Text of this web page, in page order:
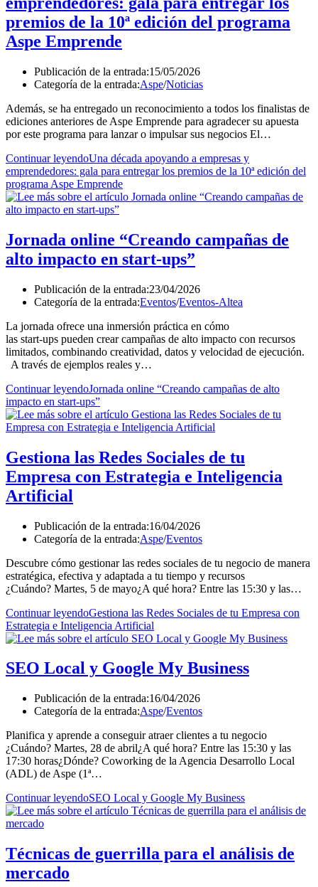
premios de la 10ª edición del programa
Aspe Emprende
Publicación de la entrada:15/05/2026
Categoría de la entrada:Aspe/Noticias
Además, se ha entregado un reconocimiento a todos los finalistas de
ediciones anteriores de Aspe Emprende para agradecer su apuesta
por este programa para lanzar o impulsar sus negocios El…
Continuar leyendoUna década apoyando a empresas y
emprendedores: gala para entregar los premios de la 10ª edición del
programa Aspe Emprende
Jornada online “Creando campañas de
alto impacto en start-ups”
Publicación de la entrada:23/04/2026
Categoría de la entrada:Eventos/Eventos-Altea
La jornada ofrece una inmersión práctica en cómo
las start‑ups pueden crear campañas de alto impacto con recursos
limitados, combinando creatividad, datos y velocidad de ejecución.
A través de ejemplos reales y…
Continuar leyendoJornada online “Creando campañas de alto
impacto en start-ups”
Gestiona las Redes Sociales de tu
Empresa con Estrategia e Inteligencia
Artificial
Publicación de la entrada:16/04/2026
Categoría de la entrada:Aspe/Eventos
Descubre cómo gestionar las redes sociales de tu negocio de manera
estratégica, efectiva y adaptada a tu tiempo y recursos
¿Cuándo? Martes, 5 de mayo¿A qué hora? Entre las 15:30 y las…
Continuar leyendoGestiona las Redes Sociales de tu Empresa con
Estrategia e Inteligencia Artificial
SEO Local y Google My Business
Publicación de la entrada:16/04/2026
Categoría de la entrada:Aspe/Eventos
Planifica y aprende a conseguir atraer clientes a tu negocio
¿Cuándo? Martes, 28 de abril¿A qué hora? Entre las 15:30 y las
17:30 horas¿Dónde? Coworking de la Agencia Desarrollo Local
(ADL) de Aspe (1ª…
Continuar leyendoSEO Local y Google My Business
Técnicas de guerrilla para el análisis de
mercado